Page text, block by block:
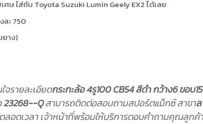
ศษ ใส่กับ Toyota Suzuki Lumin Geely EX2 ได้เลย
ละ 750
ยาง)
จรายละเอียดกระทะล้อ 4รู100 CB54 สีดำ กว้าง6 ขอบ
23268--Qสามารถติดต่อสอบถามสปอร์ตแม็กซ์ สาขา
ลอดเวลา เจ้าหน้าที่พร้อมให้บริการตอบคำถามคุณลูกค้